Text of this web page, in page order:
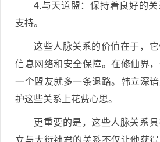
4.与天道盟：保持着良好的
支持。
这些人脉关系的价值在于，
信息网络和安全保障。在修仙界
一个盟友就多一条退路。韩立深
护这些关系上花费心思。
更重要的是，这些人脉关系
立与大衍神君的关系不仅让他获得